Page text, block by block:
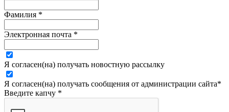
Фамилия *
Электронная почта *
Я согласен(на) получать новостную рассылку
Я согласен(на) получать сообщения от администрации сайта*
Введите капчу *